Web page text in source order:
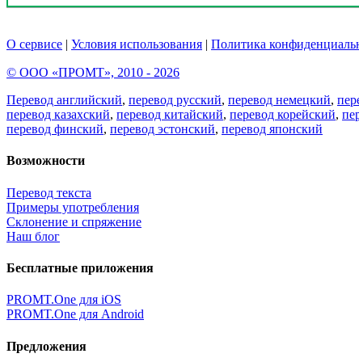
О сервисе | Условия использования | Политика
© ООО «ПРОМТ», 2010 - 2026
Перевод английский, перевод русский, перевод немецкий,
перевод казахский, перевод китайский, перевод корейский,
перевод финский, перевод эстонский, перевод японский
Возможности
Перевод текста
Примеры употребления
Склонение и спряжение
Наш блог
Бесплатные приложения
PROMT.One для iOS
PROMT.One для Android
Предложения